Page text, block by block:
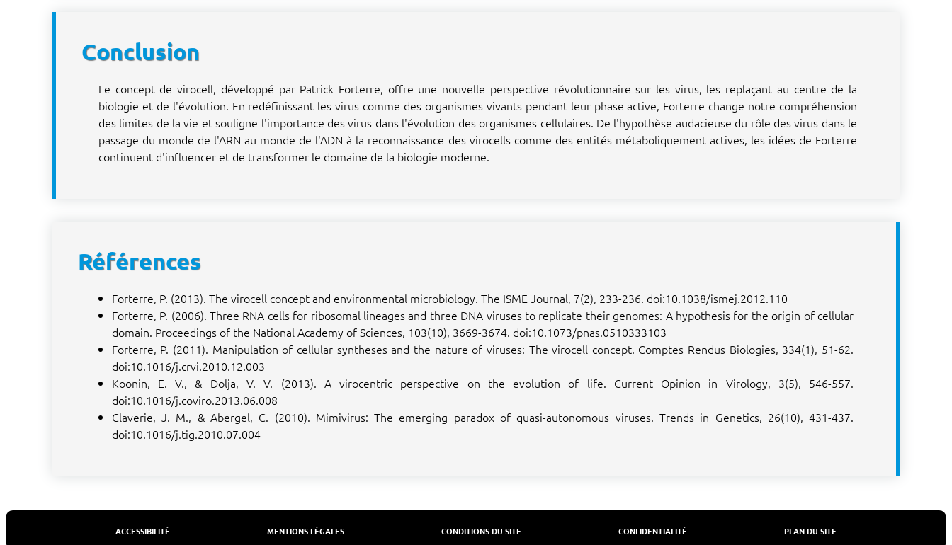
Conclusion
Le concept de virocell, développé par Patrick Forterre, offre une nouvelle perspective révolutionnaire sur les virus, les replaçant au centre de la
biologie et de l'évolution. En redéfinissant les virus comme des organismes vivants pendant leur phase active, Forterre change notre compréhension
des limites de la vie et souligne l'importance des virus dans l'évolution des organismes cellulaires. De l'hypothèse audacieuse du rôle des virus dans le
passage du monde de l'ARN au monde de l'ADN à la reconnaissance des virocells comme des entités métaboliquement actives, les idées de Forterre
continuent d'influencer et de transformer le domaine de la biologie moderne.
Références
Forterre, P. (2013). The virocell concept and environmental microbiology. The ISME Journal, 7(2), 233-236. doi:10.1038/ismej.2012.110
Forterre, P. (2006). Three RNA cells for ribosomal lineages and three DNA viruses to replicate their genomes: A hypothesis for the origin of cellular
domain. Proceedings of the National Academy of Sciences, 103(10), 3669-3674. doi:10.1073/pnas.0510333103
Forterre, P. (2011). Manipulation of cellular syntheses and the nature of viruses: The virocell concept. Comptes Rendus Biologies, 334(1), 51-62.
doi:10.1016/j.crvi.2010.12.003
Koonin, E. V., & Dolja, V. V. (2013). A virocentric perspective on the evolution of life. Current Opinion in Virology, 3(5), 546-557.
doi:10.1016/j.coviro.2013.06.008
Claverie, J. M., & Abergel, C. (2010). Mimivirus: The emerging paradox of quasi-autonomous viruses. Trends in Genetics, 26(10), 431-437.
doi:10.1016/j.tig.2010.07.004
ACCESSIBILITÉ MENTIONS LÉGALES CONDITIONS DU SITE CONFIDENTIALITÉ PLAN DU SITE